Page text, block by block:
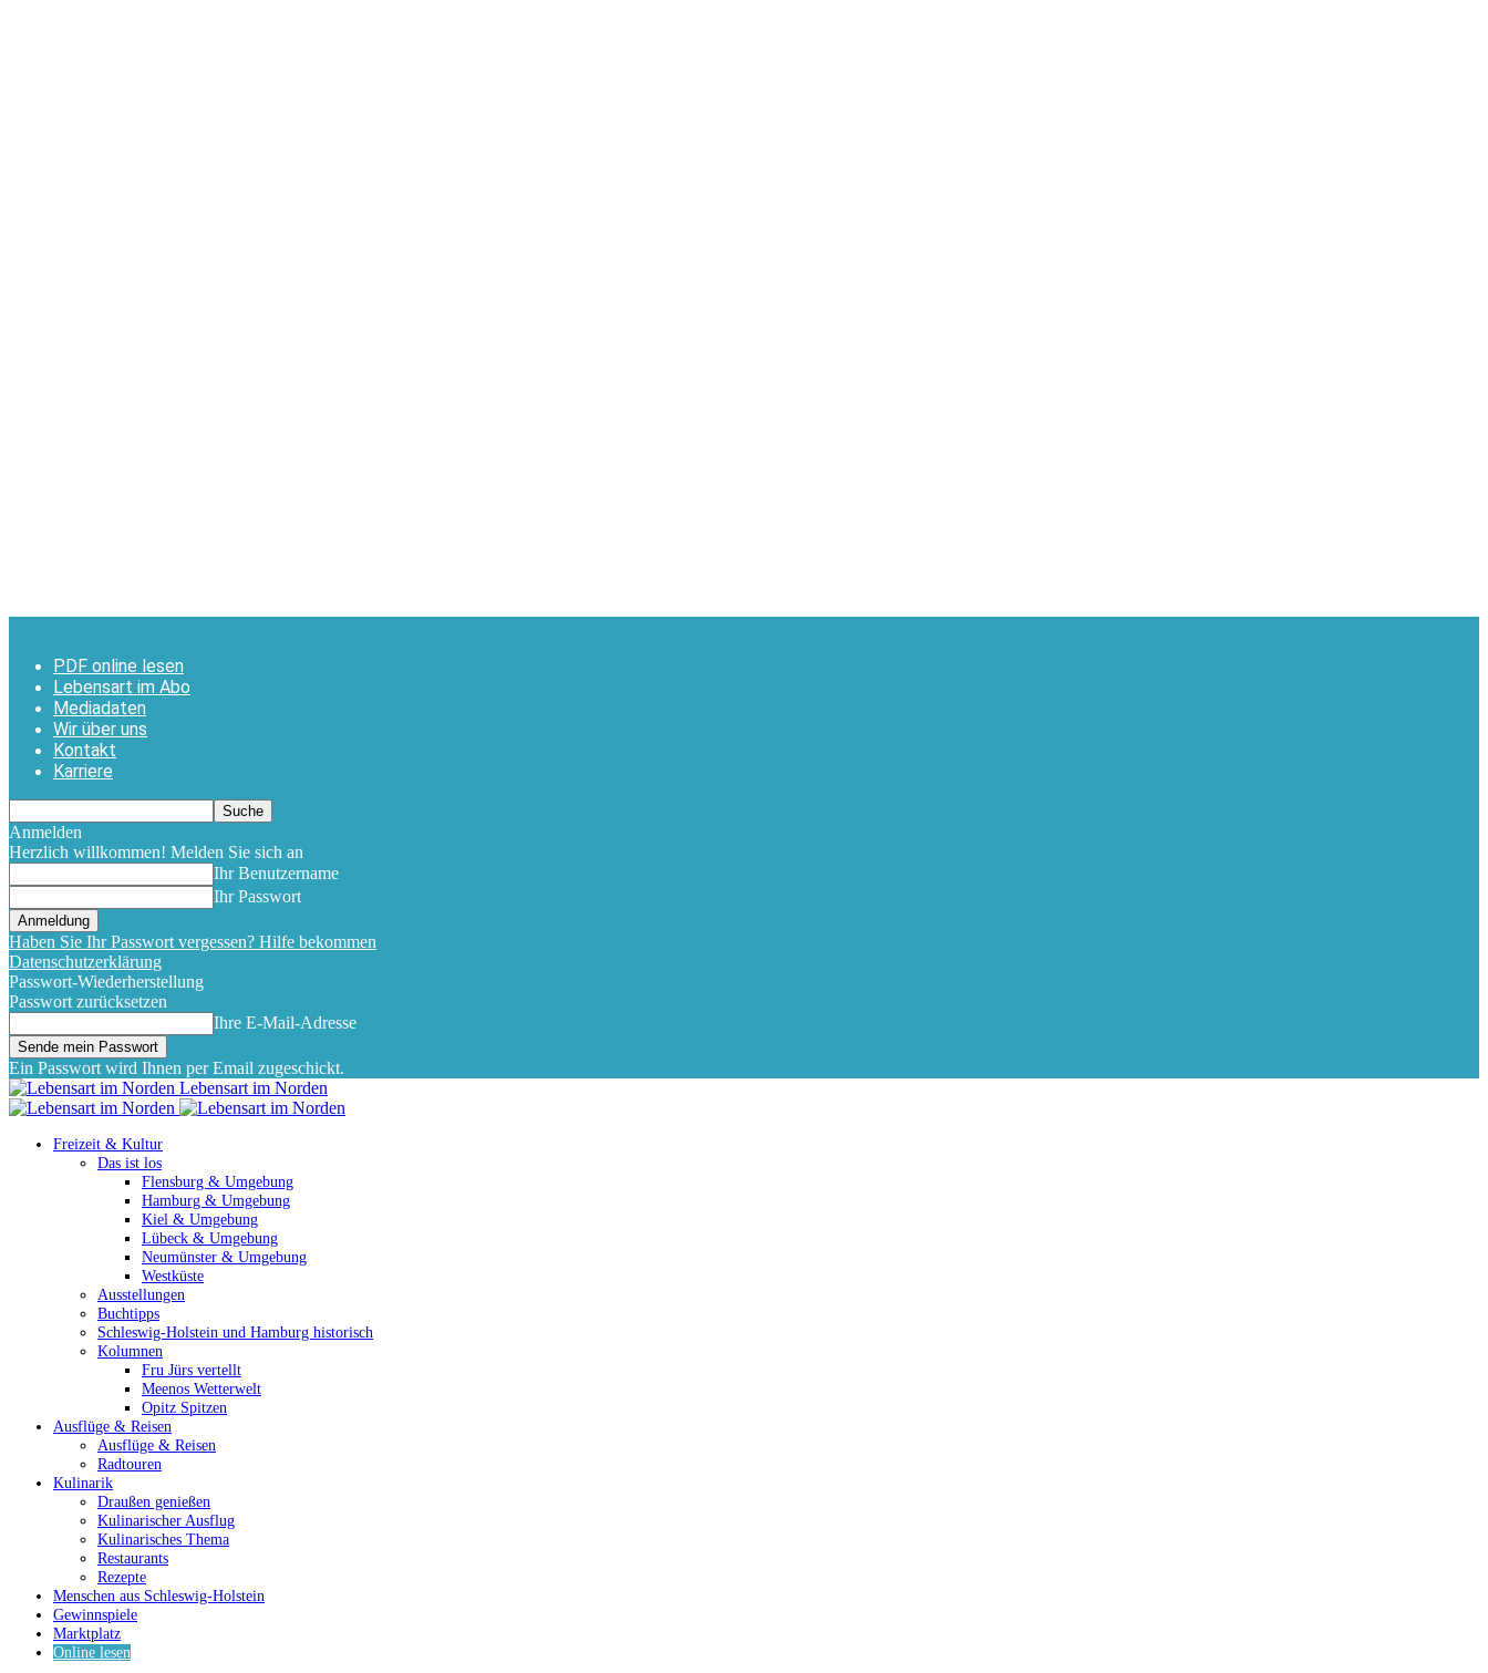
PDF online lesen
Lebensart im Abo
Mediadaten
Wir über uns
Kontakt
Karriere
Anmelden
Herzlich willkommen! Melden Sie sich an
Ihr Benutzername
Ihr Passwort
Haben Sie Ihr Passwort vergessen? Hilfe bekommen
Datenschutzerklärung
Passwort-Wiederherstellung
Passwort zurücksetzen
Ihre E-Mail-Adresse
Ein Passwort wird Ihnen per Email zugeschickt.
Lebensart im Norden
Freizeit & Kultur
Das ist los
Flensburg & Umgebung
Hamburg & Umgebung
Kiel & Umgebung
Lübeck & Umgebung
Neumünster & Umgebung
Westküste
Ausstellungen
Buchtipps
Schleswig-Holstein und Hamburg historisch
Kolumnen
Fru Jürs vertellt
Meenos Wetterwelt
Opitz Spitzen
Ausflüge & Reisen
Ausflüge & Reisen
Radtouren
Kulinarik
Draußen genießen
Kulinarischer Ausflug
Kulinarisches Thema
Restaurants
Rezepte
Menschen aus Schleswig-Holstein
Gewinnspiele
Marktplatz
Online lesen